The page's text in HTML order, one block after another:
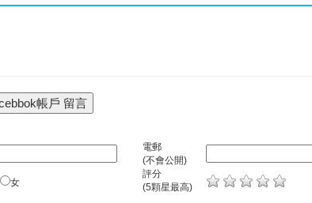
電郵
(不會公開)
女
評分
(5顆星最高)